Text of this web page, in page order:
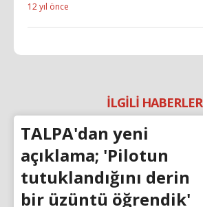
12 yıl önce
İLGİLİ HABERLER
TALPA'dan yeni
açıklama; 'Pilotun
tutuklandığını derin
bir üzüntü öğrendik'